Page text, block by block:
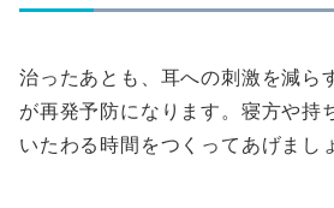
治ったあとも、耳への刺激を減ら
が再発予防になります。寝方や持
いたわる時間をつくってあげまし